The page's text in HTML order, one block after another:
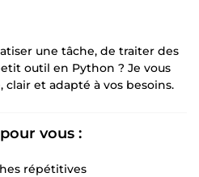
une tâche, de traiter des
outil en Python ? Je vous
et adapté à vos besoins.
vous :
répétitives